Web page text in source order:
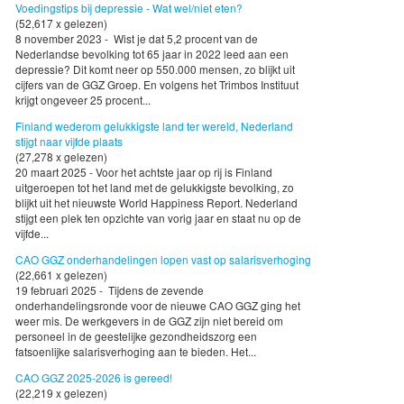
Voedingstips bij depressie - Wat wel/niet eten?
(52,617 x gelezen)
8 november 2023 - Wist je dat 5,2 procent van de
Nederlandse bevolking tot 65 jaar in 2022 leed aan een
depressie? Dit komt neer op 550.000 mensen, zo blijkt uit
cijfers van de GGZ Groep. En volgens het Trimbos Instituut
krijgt ongeveer 25 procent...
Finland wederom gelukkigste land ter wereld, Nederland
stijgt naar vijfde plaats
(27,278 x gelezen)
20 maart 2025 - Voor het achtste jaar op rij is Finland
uitgeroepen tot het land met de gelukkigste bevolking, zo
blijkt uit het nieuwste World Happiness Report. Nederland
stijgt een plek ten opzichte van vorig jaar en staat nu op de
vijfde...
CAO GGZ onderhandelingen lopen vast op salarisverhoging
(22,661 x gelezen)
19 februari 2025 - Tijdens de zevende
onderhandelingsronde voor de nieuwe CAO GGZ ging het
weer mis. De werkgevers in de GGZ zijn niet bereid om
personeel in de geestelijke gezondheidszorg een
fatsoenlijke salarisverhoging aan te bieden. Het...
CAO GGZ 2025-2026 is gereed!
(22,219 x gelezen)